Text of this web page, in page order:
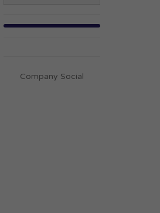
Company Social